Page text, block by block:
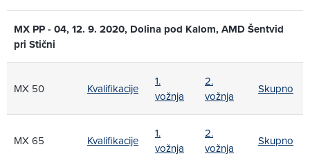
MX PP - 04, 12. 9. 2020, Dolina pod Kalom, AMD Šentvid
pri Stični
MX 50 Kvalifikacije
1.
vožnja
2.
vožnja
Skupno
MX 65 Kvalifikacije
1.
vožnja
2.
vožnja
Skupno